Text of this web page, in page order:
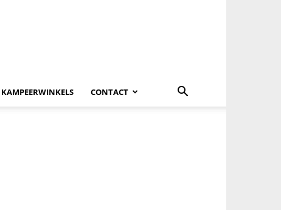
KAMPEERWINKELS CONTACT